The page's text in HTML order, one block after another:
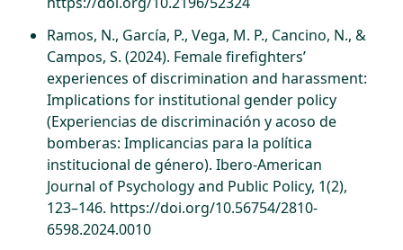
Ramos, N., García, P., Vega, M. P., Cancino, N., &
Campos, S. (2024). Female firefighters’
experiences of discrimination and harassment:
Implications for institutional gender policy
(Experiencias de discriminación y acoso de
bomberas: Implicancias para la política
institucional de género). Ibero-American
Journal of Psychology and Public Policy, 1(2),
123–146. https://doi.org/10.56754/2810-
6598.2024.0010